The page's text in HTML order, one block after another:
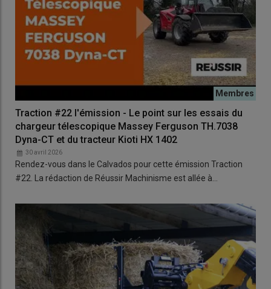
Traction #22 l'émission - Le point sur les essais du
chargeur télescopique Massey Ferguson TH.7038
Dyna-CT et du tracteur Kioti HX 1402
30 avril 2026
Rendez-vous dans le Calvados pour cette émission Traction
#22. La rédaction de Réussir Machinisme est allée à…